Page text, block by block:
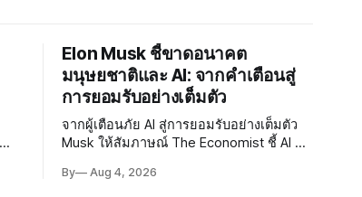
Elon Musk ชี้ขาดอนาคต
มนุษยชาติและ AI: จากคำเตือนสู่
การยอมรับอย่างเต็มตัว
จากผู้เตือนภัย AI สู่การยอมรับอย่างเต็มตัว
Musk ให้สัมภาษณ์ The Economist ชี้ AI จะ
ความเสี่ยงยังมีอยู่จริง
By Aug 4, 2026